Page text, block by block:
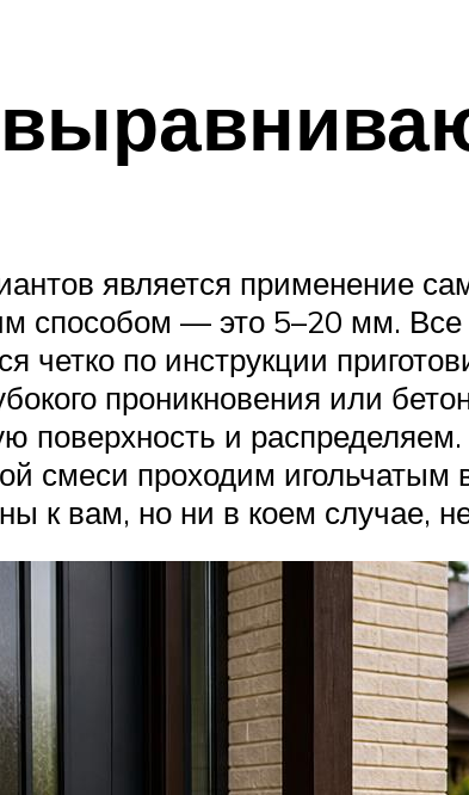
является применение
способом — это 5–20 мм. Все
четко по инструкции
проникновения или
поверхность и
смеси проходим
к вам, но ни в коем случае,